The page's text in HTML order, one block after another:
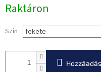
Raktáron
Szín